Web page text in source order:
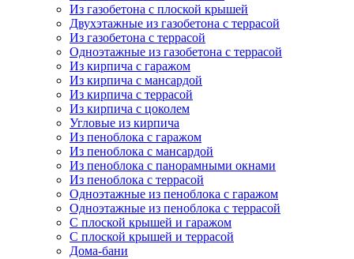
Из газобетона с плоской крышей
Двухэтажные из газобетона с террасой
Из газобетона с террасой
Одноэтажные из газобетона с террасой
Из кирпича с гаражом
Из кирпича с мансардой
Из кирпича с террасой
Из кирпича с цоколем
Угловые из кирпича
Из пеноблока с гаражом
Из пеноблока с мансардой
Из пеноблока с панорамными окнами
Из пеноблока с террасой
Одноэтажные из пеноблока с гаражом
Одноэтажные из пеноблока с террасой
С плоской крышей и гаражом
С плоской крышей и террасой
Дома-бани